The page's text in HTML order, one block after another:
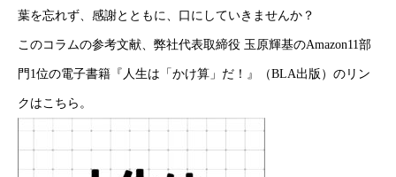
葉を忘れず、感謝とともに、口にしていきませんか？
このコラムの参考文献、弊社代表取締役 玉原輝基のAmazon11部
門1位の電子書籍『人生は「かけ算」だ！』（BLA出版）のリン
クはこちら 。